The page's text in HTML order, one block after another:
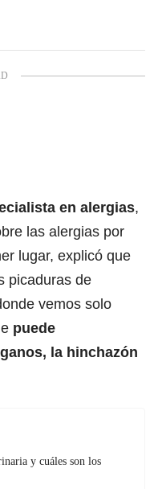
en alergias,
las alergias por
lugar, explicó que
picaduras de
vemos solo
puede
la hinchazón
y cuáles son los